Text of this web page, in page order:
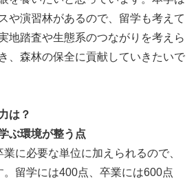
や演習林があるので、留学も考えて
地踏査や生態系のつながりを考えら
、森林の保全に貢献していきたいで
は？
ぶ環境が整う点
に必要な単位に加えられるので、
留学には400点、卒業には600点